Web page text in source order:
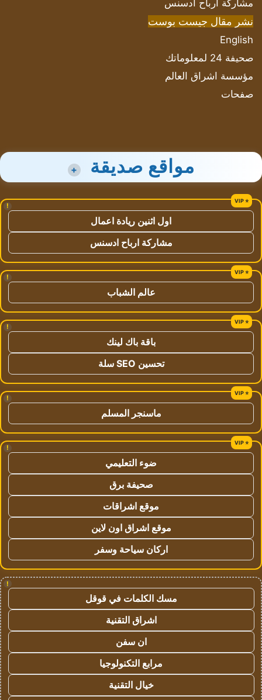
مشاركة أرباح ادسنس
نشر مقال جيست بوست
English
صحيفة 24 لمعلوماتك
مؤسسة اشراق العالم
صفحات
مواقع صديقة +
!
اول اثنين ريادة اعمال
مشاركة ارباح ادسنس
!
عالم الشباب
!
باقة باك لينك
تحسين SEO سلة
!
ماسنجر المسلم
!
ضوء التعليمي
صحيفة برق
موقع اشراقات
موقع اشراق اون لاين
اركان سياحة وسفر
!
مسك الكلمات في قوقل
اشراق التقنية
ان سفن
مرابع التكنولوجيا
خيال التقنية